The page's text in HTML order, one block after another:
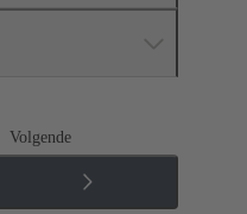
Volgende